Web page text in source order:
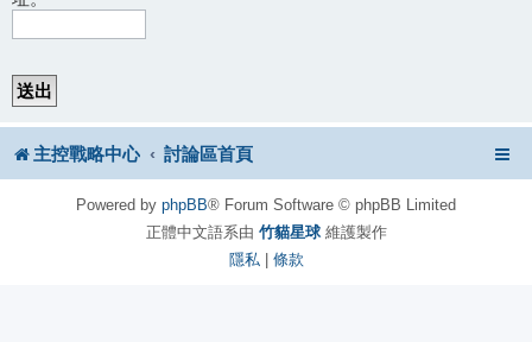
主控戰略中心 討論區首頁
Powered by phpBB® Forum Software © phpBB Limited
正體中文語系由 竹貓星球維護製作
隱私 | 條款